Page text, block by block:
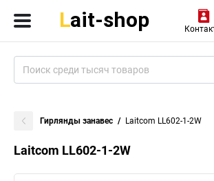
Гирлянды занавес Laitcom LL602-1-2W
Laitcom LL602-1-2W